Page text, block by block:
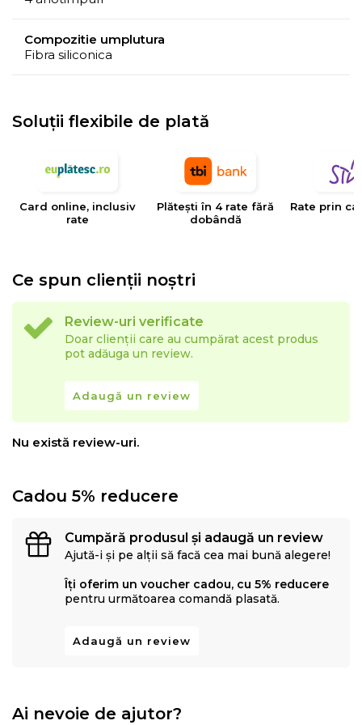
Compozitie umplutura
Fibra siliconica
Soluții flexibile de plată
Card online, inclusiv
rate
Plătești în 4 rate fără
dobândă
Rate prin
Ce spun clienții noștri
Review-uri verificate
Doar clienții care au cumpărat acest produs
pot adăuga un review.
Adaugă un review
Nu există review-uri.
Cadou 5% reducere
Cumpără produsul și adaugă un review
Ajută-i și pe alții să facă cea mai bună alegere!
Îți oferim un voucher cadou, cu 5% reducere
pentru următoarea comandă plasată.
Adaugă un review
Ai nevoie de ajutor?